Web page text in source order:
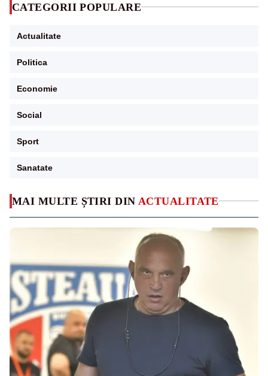
MAI MULTE ȘTIRI DIN ACTUALITATE
CATEGORII POPULARE
Actualitate
Politica
Economie
Social
Sport
Sanatate